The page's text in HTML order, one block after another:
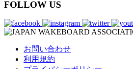
FOLLOW US
お問い合わせ
利用規約